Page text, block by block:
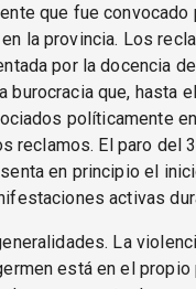
que fue convocado
la provincia. Los
por la docencia
que, hasta
políticamente
reclamos. El paro del
en principio el
activas
La
está en el